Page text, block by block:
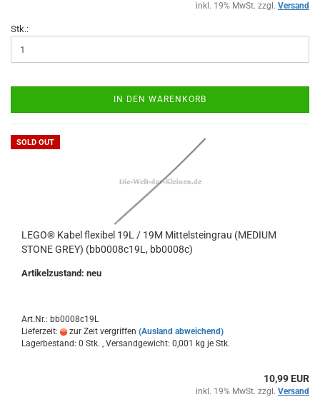
inkl. 19% MwSt. zzgl. Versand
Stk.:
IN DEN WARENKORB
SOLD OUT
LEGO® Kabel flexibel 19L / 19M Mittelsteingrau (MEDIUM
STONE GREY) (bb0008c19L, bb0008c)
Artikelzustand: neu
Art.Nr.: bb0008c19L
Lieferzeit:
zur Zeit vergriffen (Ausland abweichend)
Lagerbestand: 0 Stk. , Versandgewicht: 0,001 kg je Stk.
10,99 EUR
inkl. 19% MwSt. zzgl. Versand